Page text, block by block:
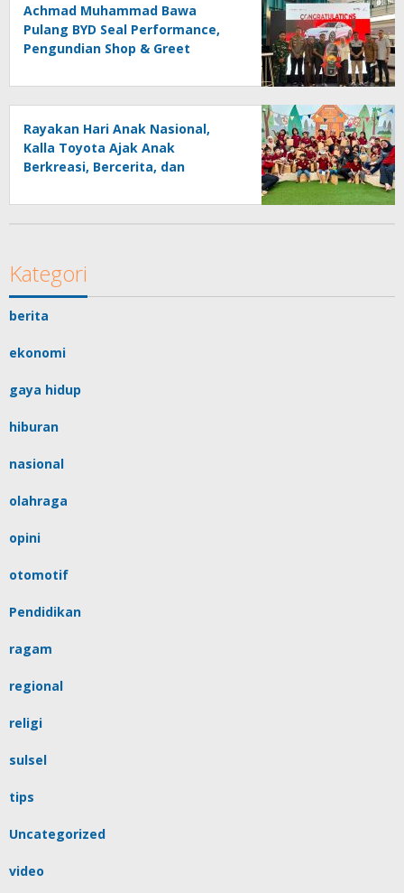
Achmad Muhammad Bawa
Pulang BYD Seal Performance,
Pengundian Shop & Greet
Disaksikan Publik
Rayakan Hari Anak Nasional,
Kalla Toyota Ajak Anak
Berkreasi, Bercerita, dan
melalui KIDDO
Kategori
berita
ekonomi
gaya hidup
hiburan
nasional
olahraga
opini
otomotif
Pendidikan
ragam
regional
religi
sulsel
tips
Uncategorized
video